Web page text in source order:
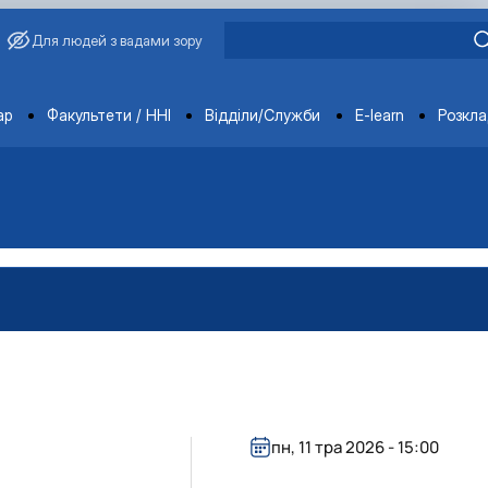
Для людей з вадами зору
Факультети / ННІ Відділи/Служби E-learn
пн, 11 тра 2026 - 15:00